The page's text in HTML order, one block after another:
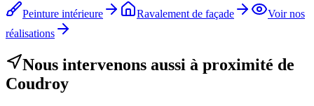
Peinture intérieure Ravalement de façade
Voir nos
réalisations
Nous intervenons aussi à proximité de
Coudroy